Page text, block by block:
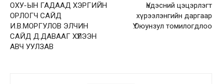
ОХУ-ЫН ГАДААД ХЭРГИЙН
ОРЛОГЧ САЙД
И.В.МОРГУЛОВ ЭЛЧИН
САЙД Д.ДАВААГ ХҮЛЭЭН
АВЧ УУЛЗАВ
Үндэсний цэцэрлэгт
хүрээлэнгийн даргаар
Ү.Оюунзул томилогдлоо